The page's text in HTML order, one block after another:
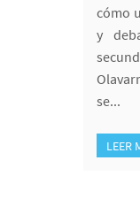
cómo
y
se...
LEER